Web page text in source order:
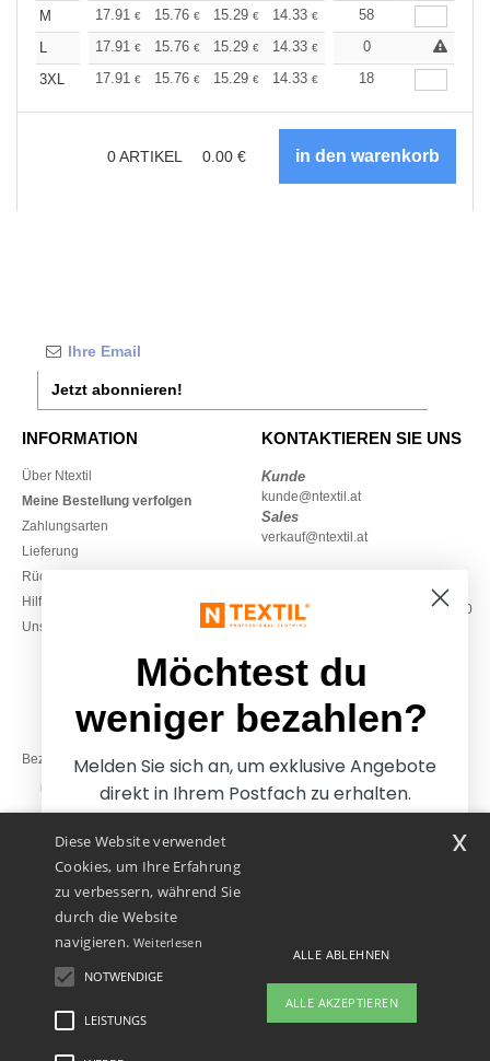
M
17.91 € 15.76 € 15.29 € 14.33 € 13.61€
58
L
17.91 € 15.76 € 15.29 € 14.33 € 13.61 €
0
3XL
17.91 € 15.76 € 15.29 € 14.33 € 13.61€
18
0ARTIKEL 0.00 €
Jetzt abonnieren!
INFORMATION
Über Ntextil
Meine Bestellung verfolgen
Zahlungsarten
Lieferung
Rückerstattungen / Rückgaben
Hilfe & FAQs
Unsere Engagements
KONTAKTIEREN SIE UNS
Kunde
kunde@ntextil.at
Sales
verkauf@ntextil.at
Montag – Donnerstag: 10:00–13:00
& 14:00–17:30
Freitag: 10:00–14:00
Bezahlung mit
Unsere Paketzusteller
Diese Website verwendet
Cookies, um Ihre Erfahrung
zu verbessern, während Sie
durch die Website
navigieren. Weiterlesen
NOTWENDIGE
LEISTUNGS
ALLE ABLEHNEN
ALLE AKZEPTIEREN
x
Möchtest du
weniger bezahlen?
Melden Sie sich an, um exklusive Angebote
direkt in Ihrem Postfach zu erhalten.
Ja, ich möchte weniger
bezahlen